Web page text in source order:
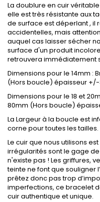
La doublure en cuir
elle est très résistante aux
de surface est déperlant , il
accidentelles, mais
auquel cas laisser sécher
surface d'un produit
retrouvera immédiatement
Dimensions pour le 14mm :
(Hors boucle) épaisseur
Dimensions pour le 18 et
80mm (Hors boucle)
La Largeur à la boucle est
corne pour toutes les tailles.
Le cuir que nous utilisons
irrégularités sont le gage
n'existe pas ! Les griffures,
teinte ne font que souligner
prêtez donc pas trop
imperfections, ce bracelet
cuir authentique et unique.